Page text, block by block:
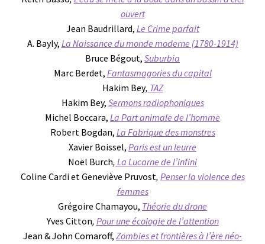
ouvert
Jean Baudrillard, Le Crime parfait
A. Bayly, La Naissance du monde moderne (1780-1914)
Bruce Bégout, Suburbia
Marc Berdet, Fantasmagories du capital
Hakim Bey, TAZ
Hakim Bey, Sermons radiophoniques
Michel Boccara, La Part animale de l’homme
Robert Bogdan, La Fabrique des monstres
Xavier Boissel, Paris est un leurre
Noël Burch, La Lucarne de l’infini
Coline Cardi et Geneviève Pruvost, Penser la violence des
femmes
Grégoire Chamayou, Théorie du drone
Yves Citton, Pour une écologie de l’attention
Jean & John Comaroff, Zombies et frontières à l’ère néo-